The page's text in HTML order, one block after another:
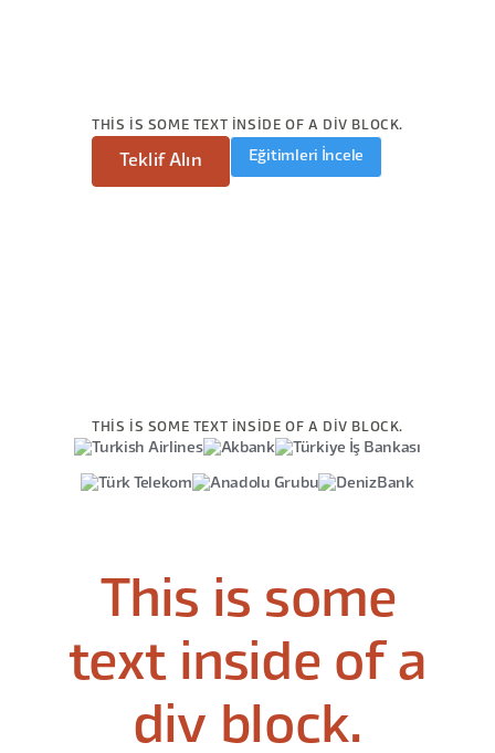
THIS IS SOME TEXT INSIDE OF A DIV BLOCK.
Teklif Alın Eğitimleri İncele
THIS IS SOME TEXT INSIDE OF A DIV BLOCK.
This is some
text inside of a
div block.